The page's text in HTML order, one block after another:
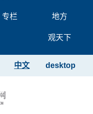
专栏 地方
观天下
desktop
中文